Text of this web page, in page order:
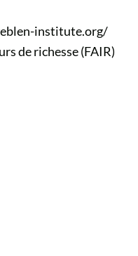
institute.org/
de richesse (FAIR)